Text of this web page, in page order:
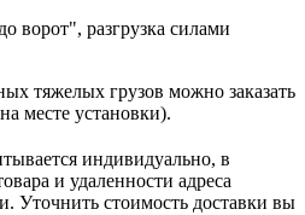
ворот", разгрузка силами
тяжелых грузов можно заказать
месте установки).
индивидуально, в
и удаленности адреса
Уточнить стоимость доставки вы